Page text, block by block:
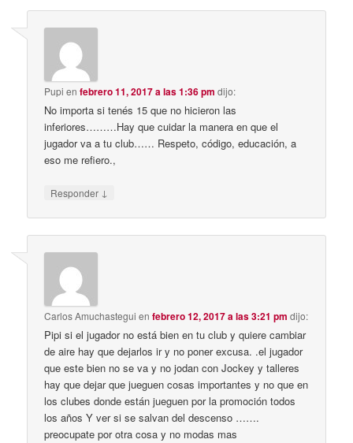
Pupi enfebrero 11, 2017 a las 1:36 pm dijo:
No importa si tenés 15 que no hicieron las
inferiores………Hay que cuidar la manera en que el
jugador va a tu club…… Respeto, código, educación, a
eso me refiero.,
Responder ↓
Carlos Amuchastegui enfebrero 12, 2017 a las 3:21 pm dijo:
Pipi si el jugador no está bien en tu club y quiere cambiar
de aire hay que dejarlos ir y no poner excusa. .el jugador
que este bien no se va y no jodan con Jockey y talleres
hay que dejar que jueguen cosas importantes y no que en
los clubes donde están jueguen por la promoción todos
los años Y ver si se salvan del descenso …….
preocupate por otra cosa y no modas mas